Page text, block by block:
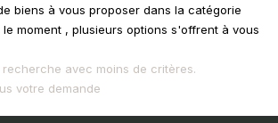
MANDATAIRE
MANDATAIRE
Plus de critères
biens à vous proposer dans la catégorie
moment , plusieurs options s'offrent à vous
recherche avec moins de critères.
votre demande